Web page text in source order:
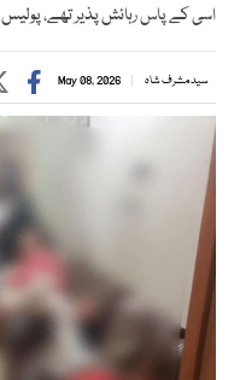
اسی کے پاس رہائش پذیر تھے، پولیس
سید مشرف شاہ May 08, 2026